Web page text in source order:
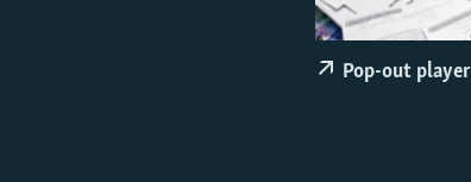
Pop-out player